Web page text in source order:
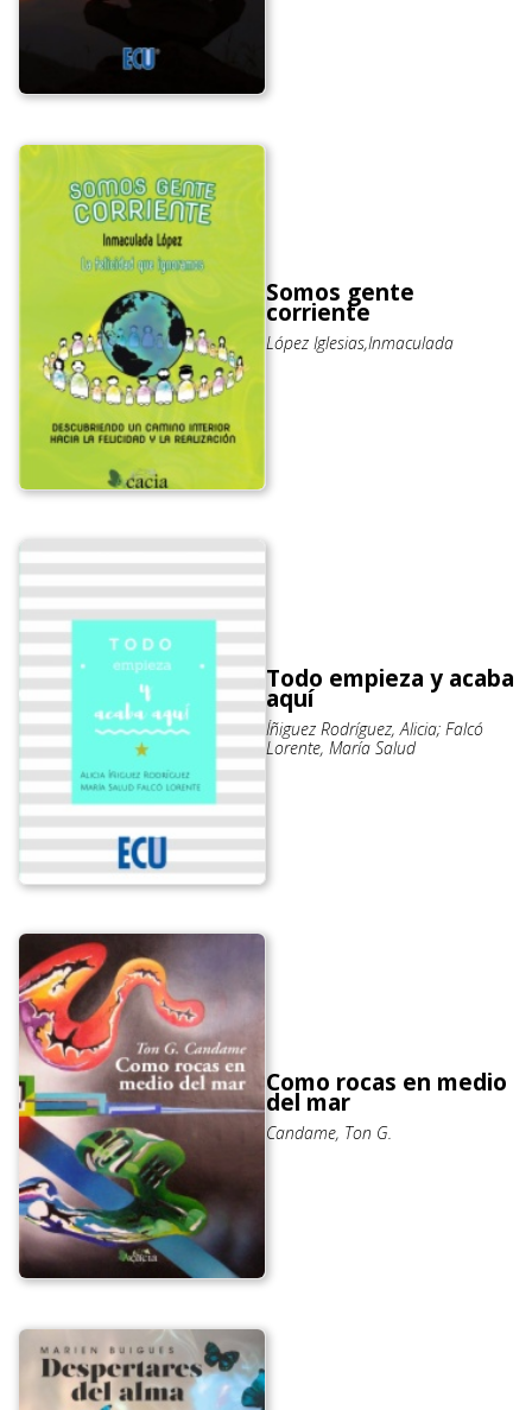
Somos gente
corriente
López Iglesias,Inmaculada
Todo empieza y acaba
aquí
Íñiguez Rodríguez, Alicia; Falcó
Lorente, María Salud
Como rocas en medio
del mar
Candame, Ton G.